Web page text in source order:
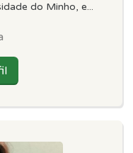
do Minho, e...